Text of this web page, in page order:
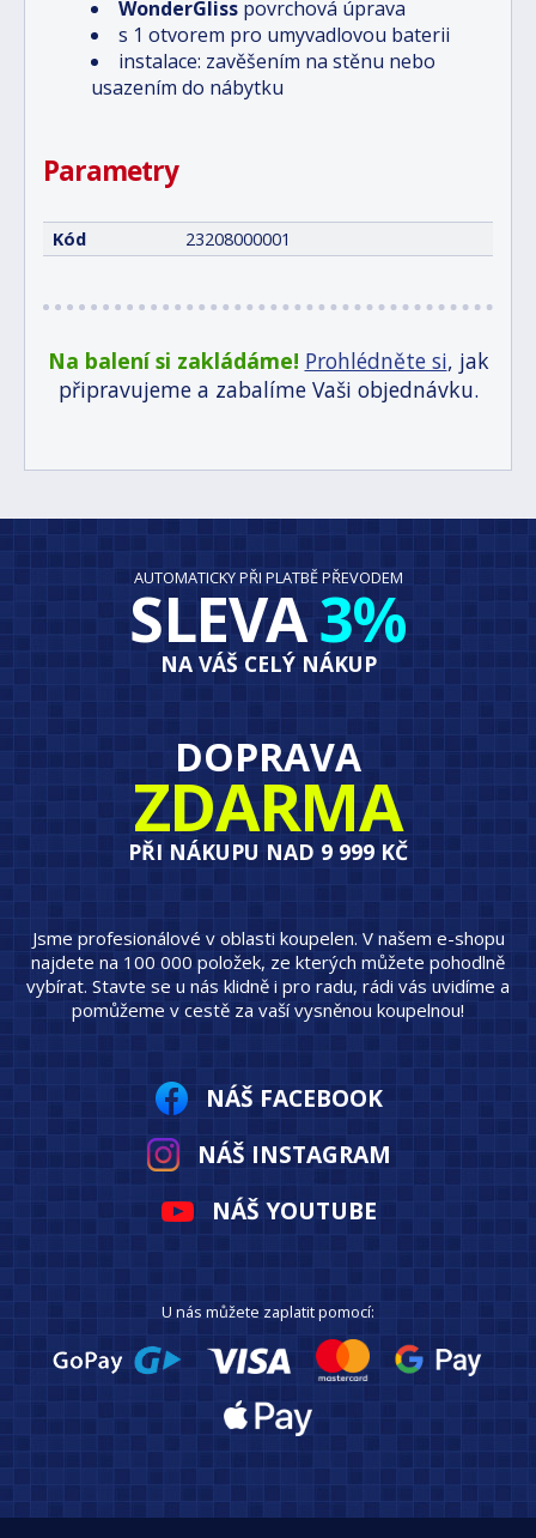
WonderGliss povrchová úprava
s 1 otvorem pro umyvadlovou baterii
instalace: zavěšením na stěnu nebo
usazením do nábytku
Parametry
Kód 23208000001
Na balení si zakládáme! Prohlédněte si, jak
připravujeme a zabalíme Vaši objednávku.
AUTOMATICKY PŘI PLATBĚ PŘEVODEM
SLEVA3%
NA VÁŠ CELÝ NÁKUP
DOPRAVA
ZDARMA
PŘI NÁKUPU NAD 9 999 KČ
Jsme profesionálové v oblasti koupelen. V našem e-shopu
najdete na 100 000 položek, ze kterých můžete pohodlně
vybírat. Stavte se u nás klidně i pro radu, rádi vás uvidíme a
pomůžeme v cestě za vaší vysněnou koupelnou!
NÁŠ FACEBOOK
NÁŠ INSTAGRAM
NÁŠ YOUTUBE
U nás můžete zaplatit pomocí: